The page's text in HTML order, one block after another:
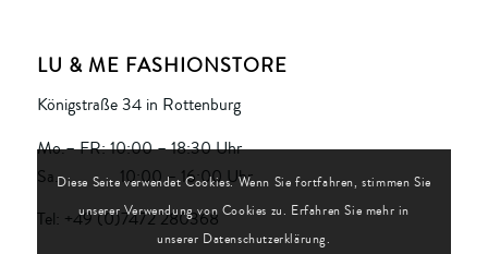
LU & ME FASHIONSTORE
Königstraße 34 in Rottenburg
Mo.– FR: 10:00 – 18:30 Uhr
Sa. 10:00 – 16:00 Uhr
Tel: +49 (0)7472 280368
Diese Seite verwendet Cookies. Wenn Sie fortfahren, stimmen Sie
unserer Verwendung von Cookies zu. Erfahren Sie mehr in
unserer Datenschutzerklärung.